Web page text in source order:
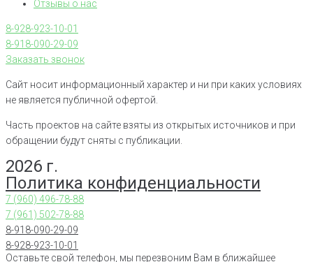
Отзывы о нас
8-928-923-10-01
8-918-090-29-09
Заказать звонок
Сайт носит информационный характер и ни при каких условиях
не является публичной офертой.
Часть проектов на сайте взяты из открытых источников и при
обращении будут сняты с публикации.
2026 г.
Политика конфиденциальности
7 (960) 496-78-88
7 (961) 502-78-88
8-918-090-29-09
8-928-923-10-01
Оставьте свой телефон, мы перезвоним Вам в ближайшее